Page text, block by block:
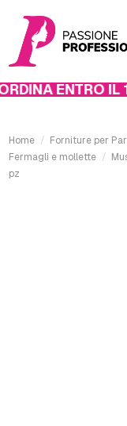
ENTRO IL
Home Forniture per
Fermagli e mollette
pz